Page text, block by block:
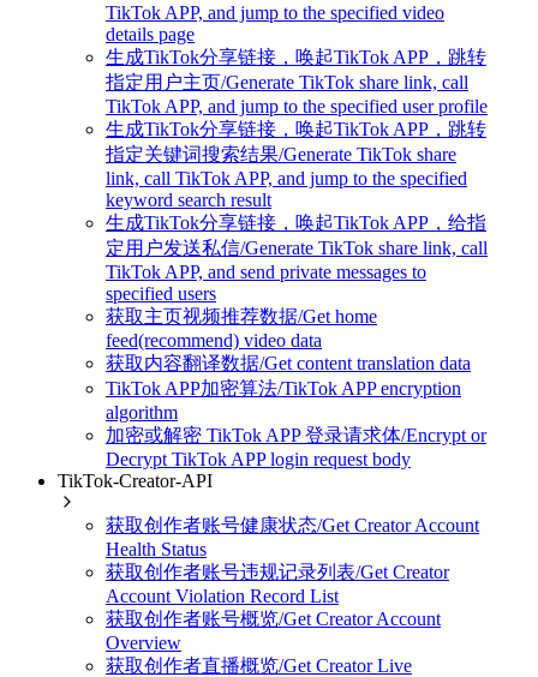
TikTok APP, and jump to the specified video
details page
生成TikTok分享链接，唤起TikTok APP，跳转
指定用户主页/Generate TikTok share link, call
TikTok APP, and jump to the specified user profile
生成TikTok分享链接，唤起TikTok APP，跳转
指定关键词搜索结果/Generate TikTok share
link, call TikTok APP, and jump to the specified
keyword search result
生成TikTok分享链接，唤起TikTok APP，给指
定用户发送私信/Generate TikTok share link, call
TikTok APP, and send private messages to
specified users
获取主页视频推荐数据/Get home
feed(recommend) video data
获取内容翻译数据/Get content translation data
TikTok APP加密算法/TikTok APP encryption
algorithm
加密或解密 TikTok APP 登录请求体/Encrypt or
Decrypt TikTok APP login request body
TikTok-Creator-API
获取创作者账号健康状态/Get Creator Account
Health Status
获取创作者账号违规记录列表/Get Creator
Account Violation Record List
获取创作者账号概览/Get Creator Account
Overview
获取创作者直播概览/Get Creator Live